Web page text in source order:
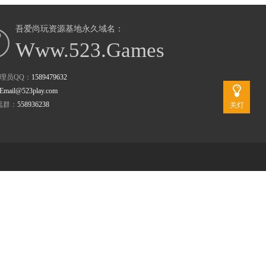
关灯
吾爱尚玩资源基地永久域名：
Www.523.Games
员QQ： 1589479632
Email@523play.com
： 558936238